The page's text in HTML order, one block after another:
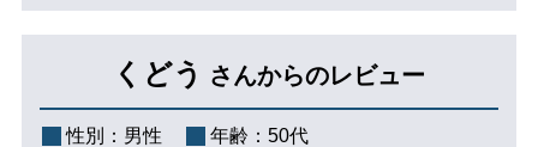
くどう さんからのレビュー
性別： 男性 年齢： 50代